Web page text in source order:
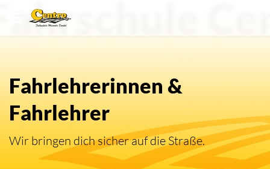
Fahrlehrerinnen &
Fahrlehrer
Wir bringen dich sicher auf die Straße.